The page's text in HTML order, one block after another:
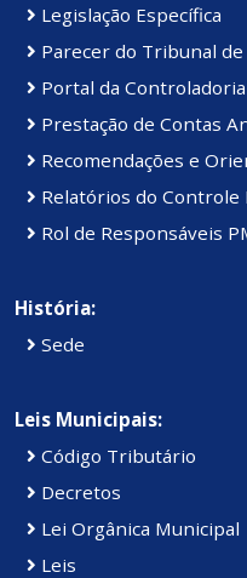
Legislação Específica
Parecer do Tribunal de
Portal da Controladoria
Prestação de Contas
Recomendações e
Relatórios do
Rol de Responsáveis
História:
Sede
Leis Municipais:
Código Tributário
Decretos
Lei Orgânica Municipal
Leis